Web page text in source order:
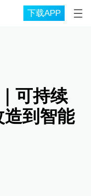
下载APP
可持续
到智能